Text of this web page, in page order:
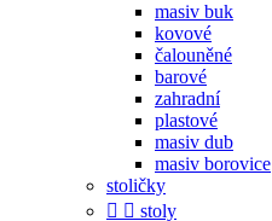
masiv buk
kovové
čalouněné
barové
zahradní
plastové
masiv dub
masiv borovice
stoličky
  stoly